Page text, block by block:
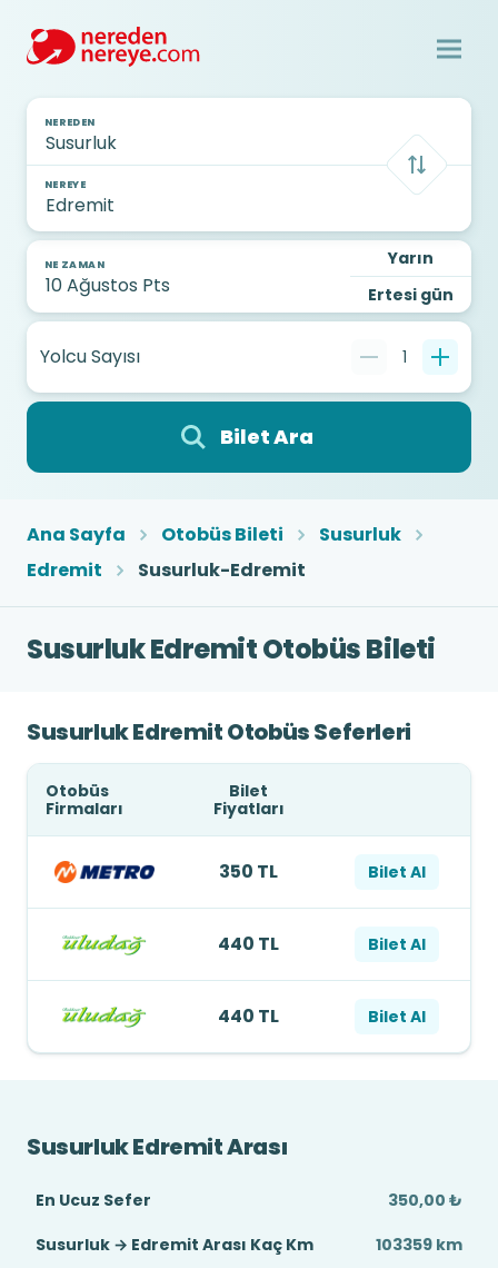
NEREDEN
NEREYE
NE ZAMAN
Yarın
Ertesi gün
Yolcu Sayısı 1
Bilet Ara
Ana Sayfa Otobüs Bileti
Susurluk
Edremit
Susurluk-Edremit
Susurluk Edremit Otobüs Bileti
Susurluk Edremit Otobüs Seferleri
Otobüs
Firmaları
Bilet
Fiyatları
350 TL Bilet Al
440 TL Bilet Al
440 TL Bilet Al
Susurluk Edremit Arası
En Ucuz Sefer
350,00 ₺
Susurluk → Edremit Arası Kaç Km
103359 km